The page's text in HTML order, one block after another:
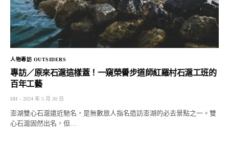
人物專訪 OUTSIDERS
專訪／原來石滬這樣蓋！一窺榮譽步道師紅羅村石滬工班的
百年工藝
HH 2024 年 5 月 30 日
澎湖雙心石滬遠近馳名，是無數旅人指名造訪澎湖的必去景點之一。雙
心石滬固然出名，但…